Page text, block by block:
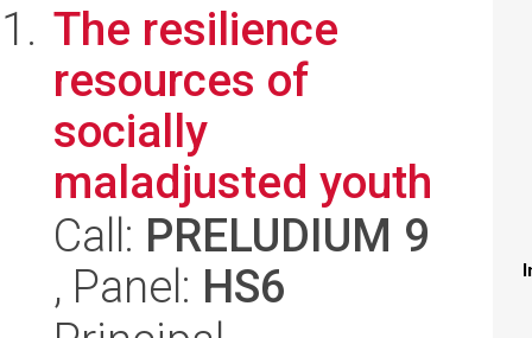
The resilience
resources of
socially
maladjusted youth
Call: PRELUDIUM 9
, Panel: HS6